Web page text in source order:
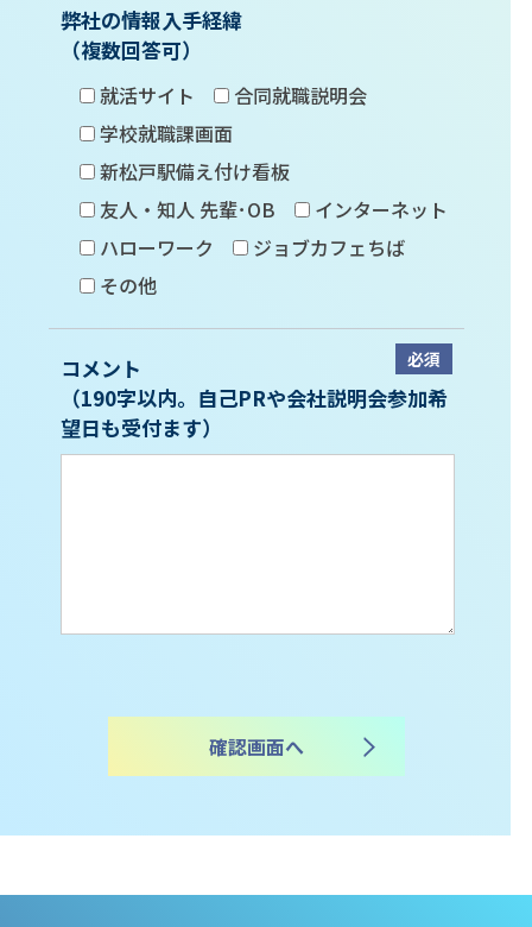
弊社の情報入手経緯
（複数回答可）
就活サイト
合同就職説明会
学校就職課画面
新松戸駅備え付け看板
友人・知人 先輩･OB
インターネット
ハローワーク
ジョブカフェちば
その他
コメント
（190字以内。 自己PRや会社説明会参加希
望日も受付ます）
必須